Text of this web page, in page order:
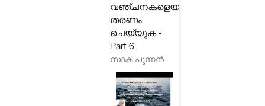
വഞ്ചനകളെയും
തരണം
ചെയ്യുക -
Part 6
സാക് പുന്നൻ